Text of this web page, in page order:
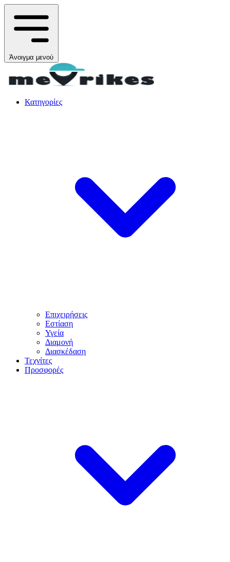
Άνοιγμα μενού
Κατηγορίες
Επιχειρήσεις
Εστίαση
Υγεία
Διαμονή
Διασκέδαση
Τεχνίτες
Προσφορές